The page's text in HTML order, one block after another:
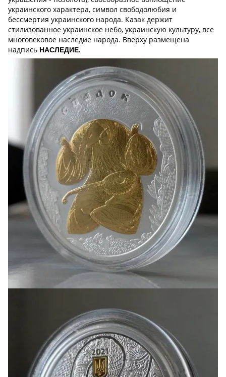
украинского характера, символ свободолюбия и
бессмертия украинского народа. Казак держит
стилизованное украинское небо, украинскую культуру, все
многовековое наследие народа. Вверху размещена
надпись НАСЛЕДИЕ.